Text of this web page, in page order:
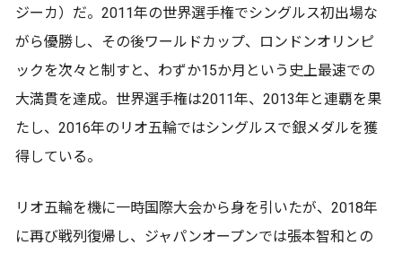
ジーカ）だ。2011年の世界選手権でシングルス初出場な
がら優勝し、その後ワールドカップ、ロンドンオリンピ
ックを次々と制すと、わずか15か月という史上最速での
大満貫を達成。世界選手権は2011年、2013年と連覇を果
たし、2016年のリオ五輪ではシングルスで銀メダルを獲
得している。
リオ五輪を機に一時国際大会から身を引いたが、2018年
に再び戦列復帰し、ジャパンオープンでは張本智和との